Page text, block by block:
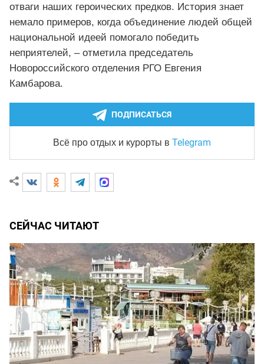
отваги наших героических предков. История знает
немало примеров, когда объединение людей общей
национальной идеей помогало победить
неприятелей, – отметила председатель
Новороссийского отделения РГО Евгения
Камбарова.
ПОДПИСАТЬСЯ
Всё про отдых и курорты в Telegram
СЕЙЧАС ЧИТАЮТ